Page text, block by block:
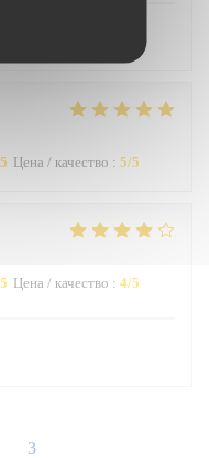
Цена / качество : 5/5
Цена / качество : 4/5
3